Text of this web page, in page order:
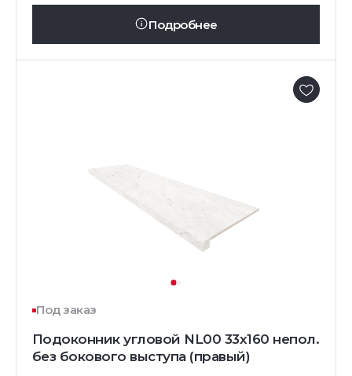
Подробнее
Под заказ
Подоконник угловой NL00 33х160 непол.
без бокового выступа (правый)